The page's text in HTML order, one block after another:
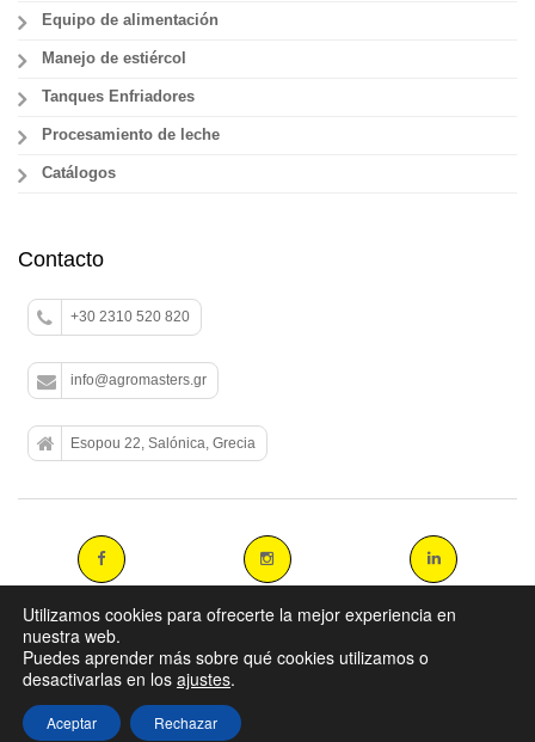
Equipo de alimentación
Manejo de estiércol
Tanques Enfriadores
Procesamiento de leche
Catálogos
Contacto
+30 2310 520 820
info@agromasters.gr
Esopou 22, Salónica, Grecia
Copyright 2014 agromasters. - Web Design by
Utilizamos cookies para ofrecerte la mejor experiencia en
nuestra web.
Puedes aprender más sobre qué cookies utilizamos o
desactivarlas en los ajustes.
Aceptar Rechazar